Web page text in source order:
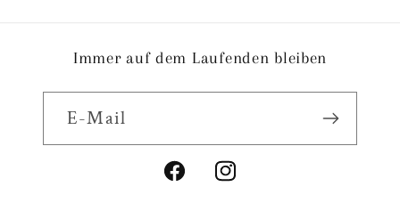
Immer auf dem Laufenden bleiben
E-Mail
FacebookInstagram